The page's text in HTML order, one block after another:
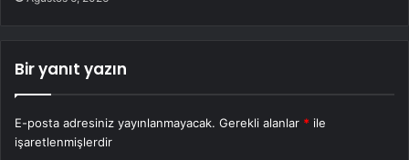
Bir yanıt yazın
E-posta adresiniz yayınlanmayacak. Gerekli alanlar * ile
işaretlenmişlerdir